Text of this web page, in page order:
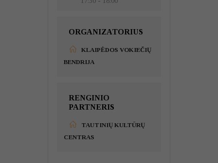
ORGANIZATORIUS
KLAIPĖDOS VOKIEČIŲ
BENDRIJA
RENGINIO
PARTNERIS
TAUTINIŲ KULTŪRŲ
CENTRAS